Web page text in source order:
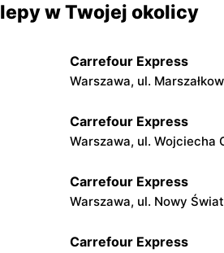
w Twojej okolicy
Carrefour Express
Warszawa, ul.
Carrefour Express
Warszawa, ul. Wojciecha
Carrefour Express
Warszawa, ul. Nowy
Carrefour Express